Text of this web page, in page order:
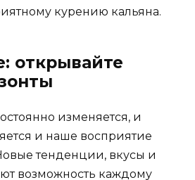
курению кальяна.
открывайте
изменяется, и
и наше восприятие
тенденции, вкусы и
возможность каждому